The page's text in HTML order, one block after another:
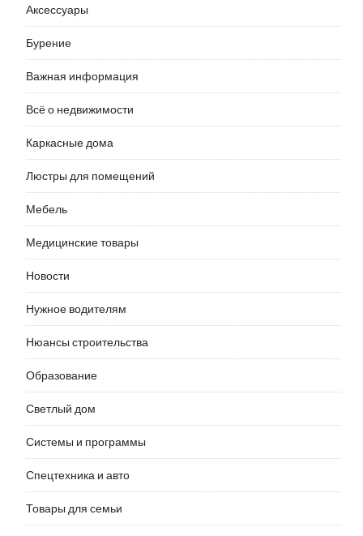
Аксессуары
Бурение
Важная информация
Всё о недвижимости
Каркасные дома
Люстры для помещений
Мебель
Медицинские товары
Новости
Нужное водителям
Нюансы строительства
Образование
Светлый дом
Системы и программы
Спецтехника и авто
Товары для семьи